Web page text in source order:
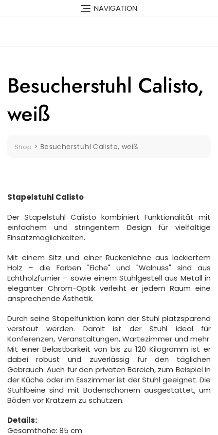
NAVIGATION
Besucherstuhl Calisto,
weiß
Shop > Besucherstuhl Calisto, weiß
Stapelstuhl Calisto
Der Stapelstuhl Calisto kombiniert Funktionalität mit
einfachem und stringentem Design für vielfältige
Einsatzmöglichkeiten.
Mit einem Sitz und einer Rückenlehne aus lackiertem
Holz – die Farben "Eiche" und "Walnuss" sind aus
Echtholzfurnier – sowie einem Stuhlgestell aus Metall in
eleganter Chrom-Optik verleiht er jedem Raum eine
ansprechende Ästhetik.
Durch seine Stapelfunktion kann der Stuhl platzsparend
verstaut werden. Damit ist der Stuhl ideal für
Konferenzen, Veranstaltungen, Wartezimmer und mehr.
Mit einer Belastbarkeit von bis zu 120 Kilogramm ist er
dabei robust und zuverlässig für den täglichen
Gebrauch. Auch für den privaten Bereich, zum Beispiel in
der Küche oder im Esszimmer ist der Stuhl geeignet. Die
Stuhlbeine sind mit Bodenschonern ausgestattet, um
Böden vor Kratzern zu schützen.
Details:
Gesamthöhe: 85 cm